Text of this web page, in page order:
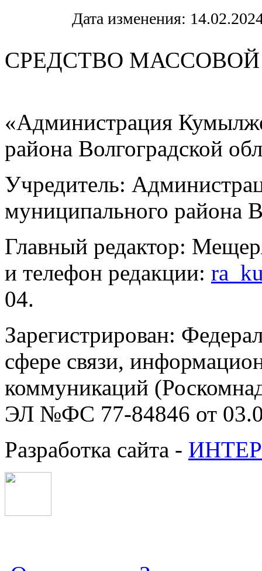
Дата изменения:
СРЕДСТВО
«Администрация
района Волгоградской
Учредитель:
муниципального района
Главный редактор:
и телефон редакции:
04.
Зарегистрирован:
сфере связи,
коммуникаций
ЭЛ №ФС 77-84846 от
Разработка сайта -